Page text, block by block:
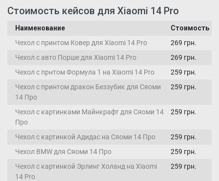
Стоимость кейсов для Xiaomi 14 Pro
Наименование
Стоимость
Чехол с принтом Ковер для Xiaomi 14 Pro
269 грн.
Чехол с авто Порше для Xiaomi 14 Pro
269 грн.
Чехол с прнтом Формула 1 на Xiaomi 14 Pro
259 грн.
Чехол с принтом дракон Беззубик для Сяоми
14 Про
259 грн.
Чехол с картинками Майнкрафт для Сяоми 14
Про
259 грн.
Чехол с картинкой Адидас на Сяоми 14 Про
259 грн.
Чехол BMW для Сяоми 14 Про
259 грн.
Чехол с картинкой Эрлинг Холанд на Xiaomi
14 Pro
259 грн.